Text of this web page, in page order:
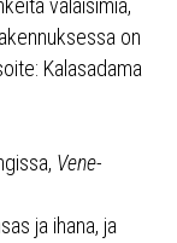
valaisimia,
on
Kalasadama
Vene-
ja ihana, ja